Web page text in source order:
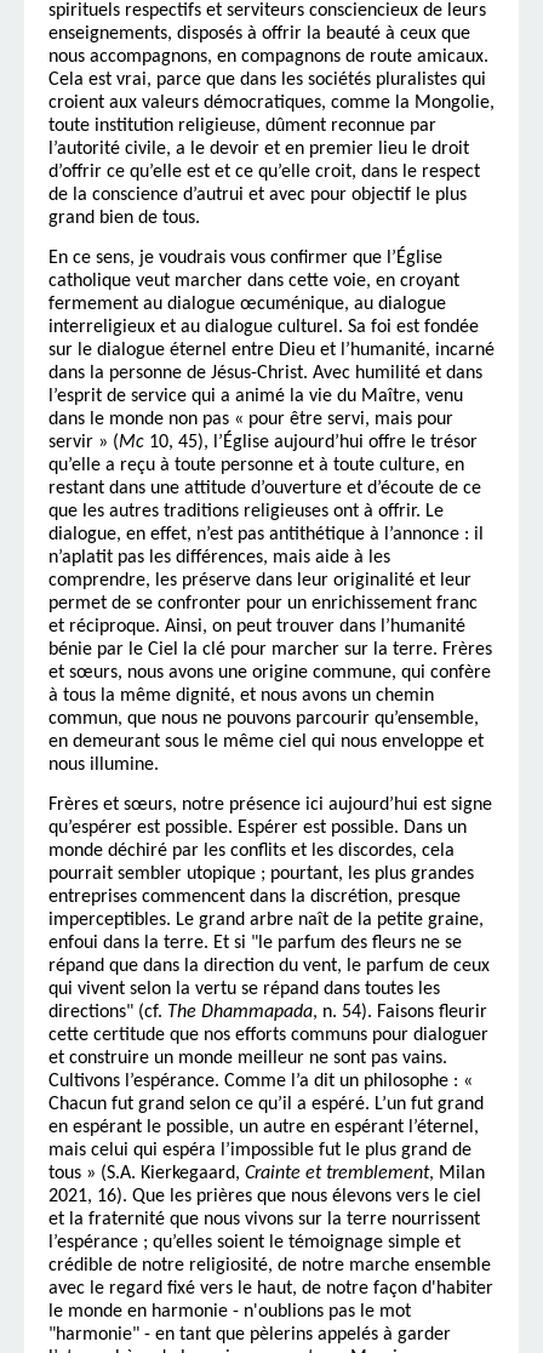
spirituels respectifs et serviteurs consciencieux de leurs
enseignements, disposés à offrir la beauté à ceux que
nous accompagnons, en compagnons de route amicaux.
Cela est vrai, parce que dans les sociétés pluralistes qui
croient aux valeurs démocratiques, comme la Mongolie,
toute institution religieuse, dûment reconnue par
l’autorité civile, a le devoir et en premier lieu le droit
d’offrir ce qu’elle est et ce qu’elle croit, dans le respect
de la conscience d’autrui et avec pour objectif le plus
grand bien de tous.
En ce sens, je voudrais vous confirmer que l’Église
catholique veut marcher dans cette voie, en croyant
fermement au dialogue œcuménique, au dialogue
interreligieux et au dialogue culturel. Sa foi est fondée
sur le dialogue éternel entre Dieu et l’humanité, incarné
dans la personne de Jésus-Christ. Avec humilité et dans
l’esprit de service qui a animé la vie du Maître, venu
dans le monde non pas « pour être servi, mais pour
servir » (Mc 10, 45), l’Église aujourd’hui offre le trésor
qu’elle a reçu à toute personne et à toute culture, en
restant dans une attitude d’ouverture et d’écoute de ce
que les autres traditions religieuses ont à offrir. Le
dialogue, en effet, n’est pas antithétique à l’annonce : il
n’aplatit pas les différences, mais aide à les
comprendre, les préserve dans leur originalité et leur
permet de se confronter pour un enrichissement franc
et réciproque. Ainsi, on peut trouver dans l’humanité
bénie par le Ciel la clé pour marcher sur la terre. Frères
et sœurs, nous avons une origine commune, qui confère
à tous la même dignité, et nous avons un chemin
commun, que nous ne pouvons parcourir qu’ensemble,
en demeurant sous le même ciel qui nous enveloppe et
nous illumine.
Frères et sœurs, notre présence ici aujourd’hui est signe
qu’espérer est possible. Espérer est possible. Dans un
monde déchiré par les conflits et les discordes, cela
pourrait sembler utopique ; pourtant, les plus grandes
entreprises commencent dans la discrétion, presque
imperceptibles. Le grand arbre naît de la petite graine,
enfoui dans la terre. Et si "le parfum des fleurs ne se
répand que dans la direction du vent, le parfum de ceux
qui vivent selon la vertu se répand dans toutes les
directions" (cf. The Dhammapada, n. 54). Faisons fleurir
cette certitude que nos efforts communs pour dialoguer
et construire un monde meilleur ne sont pas vains.
Cultivons l’espérance. Comme l’a dit un philosophe : «
Chacun fut grand selon ce qu’il a espéré. L’un fut grand
en espérant le possible, un autre en espérant l’éternel,
mais celui qui espéra l’impossible fut le plus grand de
tous » (S.A. Kierkegaard, Crainte et tremblement, Milan
2021, 16). Que les prières que nous élevons vers le ciel
et la fraternité que nous vivons sur la terre nourrissent
l’espérance ; qu’elles soient le témoignage simple et
crédible de notre religiosité, de notre marche ensemble
avec le regard fixé vers le haut, de notre façon d'habiter
le monde en harmonie - n'oublions pas le mot
"harmonie" - en tant que pèlerins appelés à garder